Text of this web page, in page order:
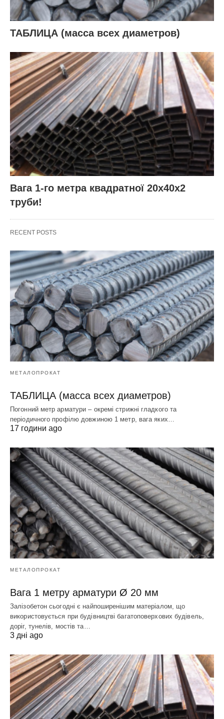
ТАБЛИЦА (масса всех диаметров)
Вага 1-го метра квадратної 20х40х2
труби!
RECENT POSTS
МЕТАЛОПРОКАТ
ТАБЛИЦА (масса всех диаметров)
Погонний метр арматури – окремі стрижні гладкого та
періодичного профілю довжиною 1 метр, вага яких…
17 години ago
МЕТАЛОПРОКАТ
Вага 1 метру арматури Ø 20 мм
Залізобетон сьогодні є найпоширенішим матеріалом, що
використовується при будівництві багатоповерхових будівель,
доріг, тунелів, мостів та…
3 дні ago